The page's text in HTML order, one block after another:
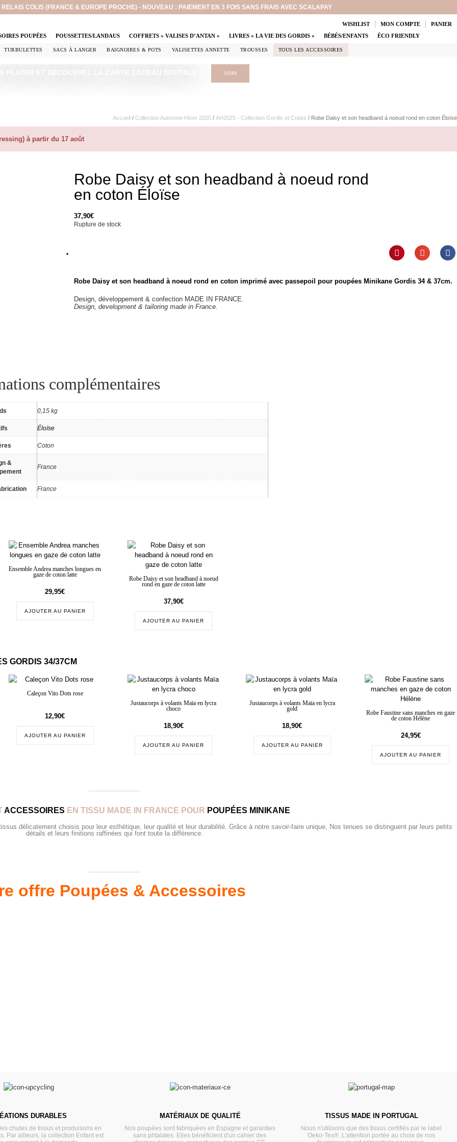
COLIS (FRANCE & EUROPE PROCHE) - NOUVEAU : PAIEMENT EN 3 FOIS SANS FRAIS AVEC SCALAPAY
WISHLIST MON COMPTE
PANIER
POUPÉES POUSSETTES/LANDAUS COFFRETS « VALISES D’ANTAN » LIVRES « LA VIE DES GORDIS » BÉBÉS/ENFANTS ÉCO FRIENDLY
TURBULETTES SACS À LANGER BAIGNOIRES & POTS VALISETTES ANNETTE TROUSSES TOUS LES ACCESSOIRES
VOIR
Accueil / Collection Automne-Hiver 2025 / AH2025 - Collection Gordis et Cuties / Robe Daisy et son headband à noeud rond en coton Éloïse
à partir du 17 août
Robe Daisy et son headband à noeud rond
en coton Éloïse
37,90€
Rupture de stock
Robe Daisy et son headband à noeud rond en coton imprimé avec passepoil pour poupées Minikane Gordis 34 & 37cm.
Design, développement & confection MADE IN FRANCE.
Design, development & tailoring made in France.
complémentaires
0,15 kg
Éloïse
Coton
&
France
France
Ensemble Andrea manches longues en
gaze de coton latte
29,95€
AJOUTER AU PANIER
Robe Daisy et son headband à noeud
rond en gaze de coton latte
37,90€
AJOUTER AU PANIER
GORDIS 34/37CM
Caleçon Vito Dots rose
12,90€
AJOUTER AU PANIER
Justaucorps à volants Maïa en lycra
choco
18,90€
AJOUTER AU PANIER
Justaucorps à volants Maïa en lycra
gold
18,90€
AJOUTER AU PANIER
Robe Faustine sans manches en gaze
de coton Hélène
24,95€
AJOUTER AU PANIER
ACCESSOIRES EN TISSU MADE IN FRANCE POUR POUPÉES MINIKANE
délicatement choisis pour leur esthétique, leur qualité et leur durabilité. Grâce à notre savoir-faire unique, Nos tenues se distinguent par leurs petits
détails et leurs finitions raffinées qui font toute la différence.
offre Poupées & Accessoires
DURABLES
chutes de tissus et produisons en
Par ailleurs, la collection Enfant est
MATÉRIAUX DE QUALITÉ
Nos poupées sont fabriquées en Espagne et garanties
sans phtalates. Elles bénéficient d'un cahier des
TISSUS MADE IN PORTUGAL
Nous n'utilisons que des tissus certifiés par le label
Oeko-Tex®. L'attention portée au choix de nos